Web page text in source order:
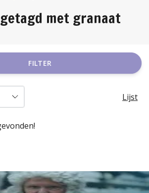
met granaat
FILTER
Lijst